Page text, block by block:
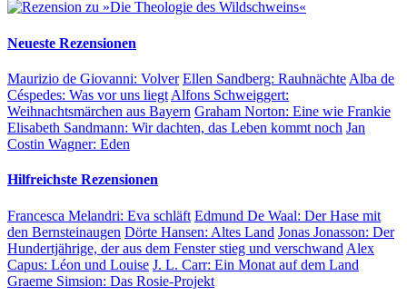
Neueste Rezensionen
Maurizio de Giovanni: Volver Ellen Sandberg: Rauhnächte Alba de
Céspedes: Was vor uns liegt Alfons Schweiggert:
Weihnachtsmärchen aus Bayern Graham Norton: Eine wie Frankie
Elisabeth Sandmann: Wir dachten, das Leben kommt noch Jan
Costin Wagner: Eden
Hilfreichste Rezensionen
Francesca Melandri: Eva schläft Edmund De Waal: Der Hase mit
den Bernsteinaugen Dörte Hansen: Altes Land Jonas Jonasson: Der
Hundertjährige, der aus dem Fenster stieg und verschwand Alex
Capus: Léon und Louise J. L. Carr: Ein Monat auf dem Land
Graeme Simsion: Das Rosie-Projekt